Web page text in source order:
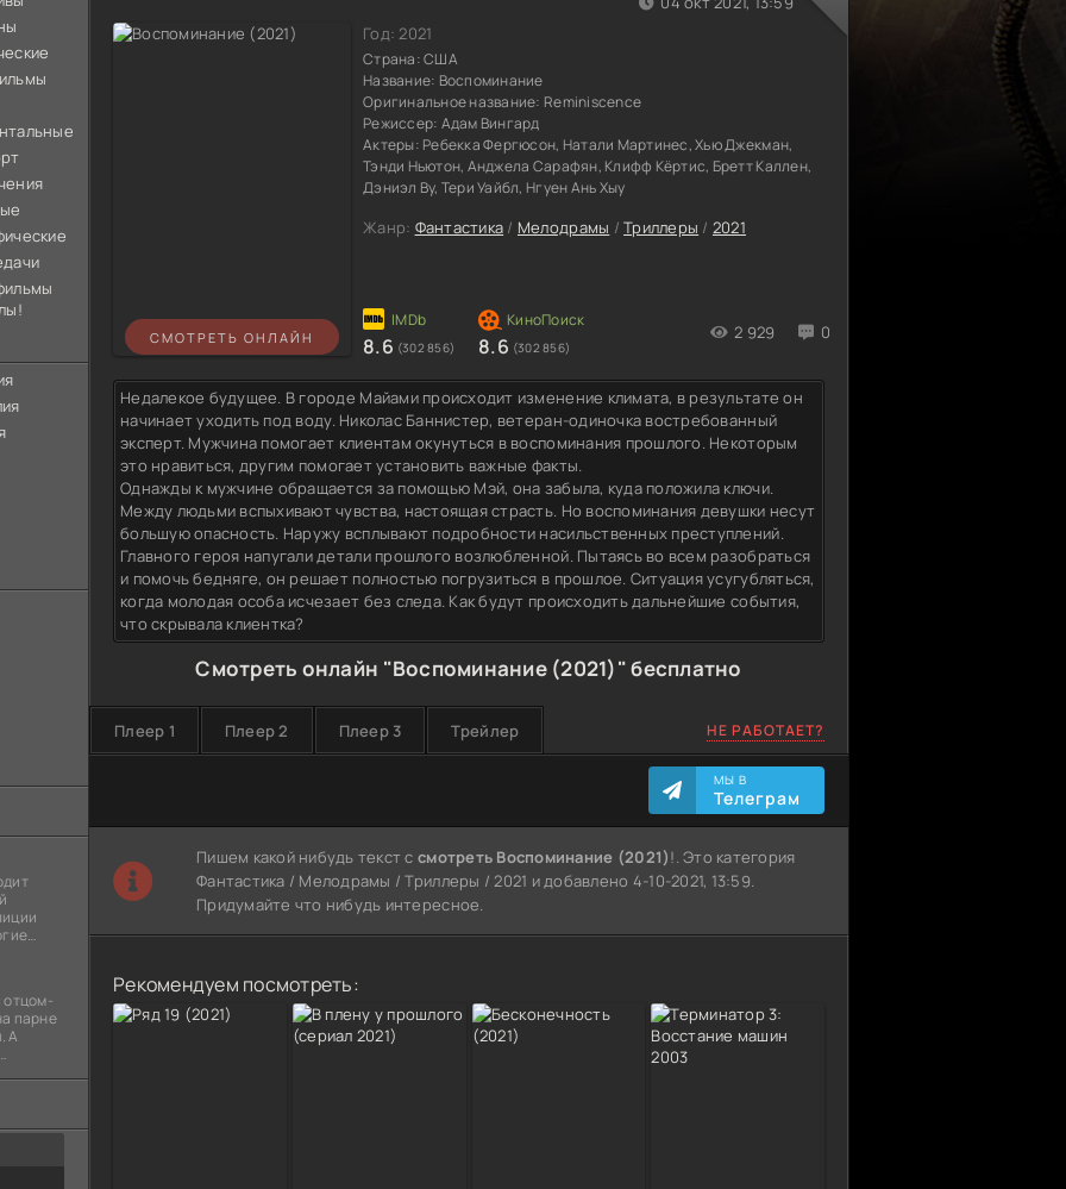
отцом-
парне
А
СМОТРЕТЬ ОНЛАЙН
Год:2021
Страна:США
Название: Воспоминание
Оригинальное название: Reminiscence
Режиссер: Адам Вингард
Актеры: Ребекка Фергюсон, Натали Мартинес, Хью Джекман,
Тэнди Ньютон, Анджела Сарафян, Клифф Кёртис, Бретт Каллен,
Дэниэл Ву, Тери Уайбл, Нгуен Ань Хыу
Жанр: Фантастика / Мелодрамы /Триллеры / 2021
8.6 (302 856) 8.6 (302 856)
2 929 0
Недалекое будущее. В городе Майами происходит изменение климата, в результате он
начинает уходить под воду. Николас Баннистер, ветеран-одиночка востребованный
эксперт. Мужчина помогает клиентам окунуться в воспоминания прошлого. Некоторым
это нравиться, другим помогает установить важные факты.
Однажды к мужчине обращается за помощью Мэй, она забыла, куда положила ключи.
Между людьми вспыхивают чувства, настоящая страсть. Но воспоминания девушки несут
большую опасность. Наружу всплывают подробности насильственных преступлений.
Главного героя напугали детали прошлого возлюбленной. Пытаясь во всем разобраться
и помочь бедняге, он решает полностью погрузиться в прошлое. Ситуация усугубляться,
когда молодая особа исчезает без следа. Как будут происходить дальнейшие события,
что скрывала клиентка?
Смотреть онлайн "Воспоминание (2021)" бесплатно
Плеер 1 Плеер 2 Плеер 3 Трейлер НЕ РАБОТАЕТ?
МЫ В
Телеграм
Пишем какой нибудь текст ссмотреть Воспоминание (2021)!. Это категория
Фантастика / Мелодрамы / Триллеры / 2021 и добавлено 4-10-2021, 13:59.
Придумайте что нибудь интересное.
Рекомендуем посмотреть: